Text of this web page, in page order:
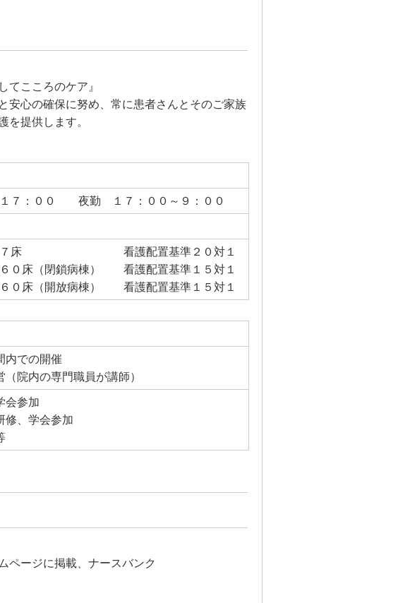
こころのケア』
安心の確保に努め、常に患者さんとそのご家族
を提供します。
７：００ 夜勤 １７：００～９：００
５７床 看護配置基準２０対１
床（閉鎖病棟） 看護配置基準１５対１
床（開放病棟） 看護配置基準１５対１
での開催
院内の専門職員が講師）
会参加
修、学会参加
ページに掲載、ナースバンク